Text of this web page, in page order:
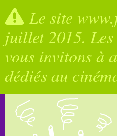
Le site
juillet 2015.
vous invitons à
dédiés au